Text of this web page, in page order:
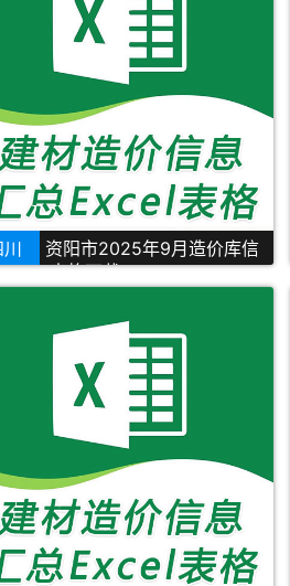
川
资阳市2025年9月造价库信
Excel表格下载